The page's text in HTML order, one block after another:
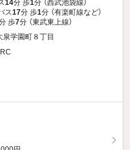
14分 歩1分 （西武池袋線）
ス17分 歩1分 （有楽町線など）
歩7分 （東武東上線）
泉学園町８丁目